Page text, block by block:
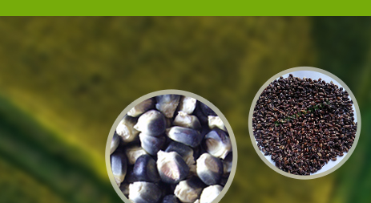
Warning: Use of undefined
(this will throw an Error in
m/template/top.phpon line
CON_PHONE_V2
企业荣誉 农用调
生物有
有机农